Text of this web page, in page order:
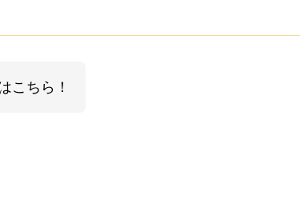
静かで壮大なピアノ曲です！『ノヴァ』というのは新星
こちら！